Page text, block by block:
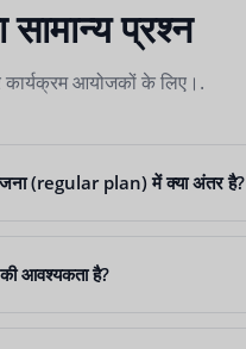
प्रश्न
कार्यक्रम आयोजकों के लिए।.
(regular plan) में क्या अंतर है?
आवश्यकता है?